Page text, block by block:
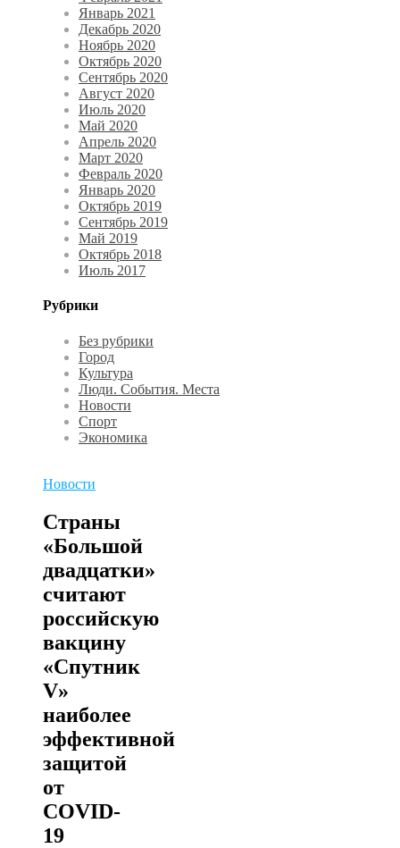
Январь 2021
Декабрь 2020
Ноябрь 2020
Октябрь 2020
Сентябрь 2020
Август 2020
Июль 2020
Май 2020
Апрель 2020
Март 2020
Февраль 2020
Январь 2020
Октябрь 2019
Сентябрь 2019
Май 2019
Октябрь 2018
Июль 2017
Рубрики
Без рубрики
Город
Культура
Люди. События. Места
Новости
Спорт
Экономика
Новости
Страны
«Большой
двадцатки»
считают
российскую
вакцину
«Спутник
V»
наиболее
эффективной
защитой
от
COVID-
19